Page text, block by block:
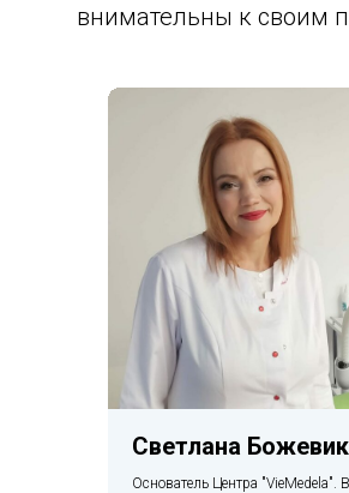
внимательны к своим
Светлана
Основатель Центра "VieMedela".